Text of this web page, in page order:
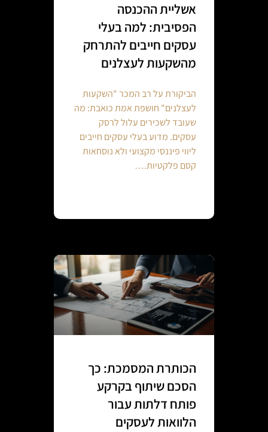
אשליית ההכנסה
הפסיבית: למה בעלי
עסקים חייבים להתרחק
מהשקעות לעצלנים
הביקורת על רב המכר "השקעות
לעצלנים" חושפת אמת כואבת: מה
שעובד לשכירים עלול לרסק
עסקים. מדוע בעלי עסקים חייבים
ליווי פיננסי מקצועי ולא נוסחאות
קסם פלקטיות.…
הכותרת המסמכת: כך
הסכם שיתוף בקרקע
פותח דלתות עבור
הלוואות לעסקים